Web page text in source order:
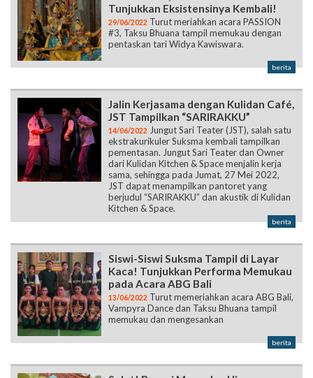
Tunjukkan Eksistensinya Kembali!
29/06/2022 Turut meriahkan acara PASSION
#3, Taksu Bhuana tampil memukau dengan
pentaskan tari Widya Kawiswara.
berita
Jalin Kerjasama dengan Kulidan Café,
JST Tampilkan “SARIRAKKU”
14/06/2022 Jungut Sari Teater (JST), salah satu
ekstrakurikuler Suksma kembali tampilkan
pementasan. Jungut Sari Teater dan Owner
dari Kulidan Kitchen & Space menjalin kerja
sama, sehingga pada Jumat, 27 Mei 2022,
JST dapat menampilkan pantoret yang
berjudul “SARIRAKKU” dan akustik di Kulidan
Kitchen & Space.
berita
Siswi-Siswi Suksma Tampil di Layar
Kaca! Tunjukkan Performa Memukau
pada Acara ABG Bali
13/06/2022 Turut memeriahkan acara ABG Bali,
Vampyra Dance dan Taksu Bhuana tampil
memukau dan mengesankan
berita